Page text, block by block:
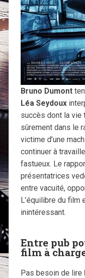
Bruno Dumont
Léa Seydoux
succès dont la vie
sûrement dans le
victime d’une
continuer à
fastueux. Le
présentatrices
entre vacuité,
L’équilibre du film
inintéressant.
Entre pub
film à
Pas besoin de lire